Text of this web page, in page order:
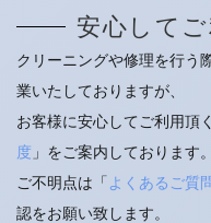
安心して
クリーニングや修理を行う
業いたしておりますが、
お客様に安心してご利用頂
度 」をご案内しております。
ご不明点は「よくあるご質
認をお願い致します。